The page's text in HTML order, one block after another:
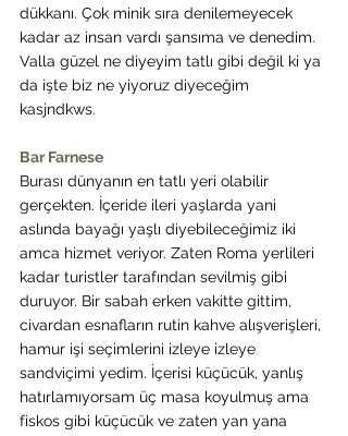
dükkanı. Çok minik sıra denilemeyecek
kadar az insan vardı şansıma ve denedim.
Valla güzel ne diyeyim tatlı gibi değil ki ya
da işte biz ne yiyoruz diyeceğim
kasjndkws.
Bar Farnese
Burası dünyanın en tatlı yeri olabilir
gerçekten. İçeride ileri yaşlarda yani
aslında bayağı yaşlı diyebileceğimiz iki
amca hizmet veriyor. Zaten Roma yerlileri
kadar turistler tarafından sevilmiş gibi
duruyor. Bir sabah erken vakitte gittim,
civardan esnafların rutin kahve alışverişleri,
hamur işi seçimlerini izleye izleye
sandviçimi yedim. İçerisi küçücük, yanlış
hatırlamıyorsam üç masa koyulmuş ama
fiskos gibi küçücük ve zaten yan yana